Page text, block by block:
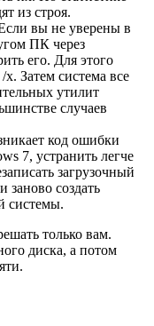
из строя.
вы не уверены в
ПК через
его. Для этого
Затем система все
утилит
случаев
код ошибки
7, устранить легче
загрузочный
заново создать
системы.
только вам.
диска, а потом